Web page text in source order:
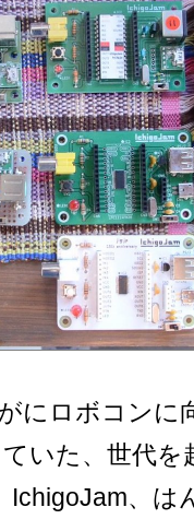
にロボコンに
いた、世代を
IchigoJam、は